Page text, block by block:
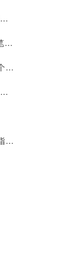
在微信中打开网站提示“已停止访问该网页”要怎么处理？
paypal支付时提示"为遵守国际法规,这笔交易已被拒绝"是因为什么?
扫码登录公众号或小程序时，多出来两个测试账号是怎么回事？要怎么解绑？
微信扫一扫支付出现“目前交易已超出此商户向你收款的单笔限额，请降低付款金额或明日再试。”的提示是什么原因？
微信小程序备案时，法人和负责人分别指的是谁，应该怎么填写和区分？